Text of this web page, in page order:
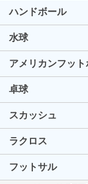
ハンドボール
水球
アメリカンフット
卓球
スカッシュ
ラクロス
フットサル